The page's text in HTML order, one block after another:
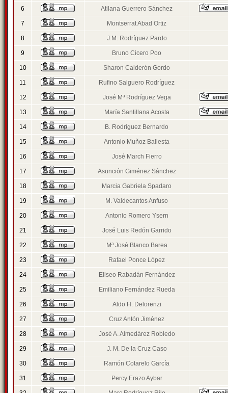
6 Atilana Guerrero Sánchez
7 Montserrat Abad Ortiz
8 J.M. Rodríguez Pardo
9 Bruno Cicero Poo
10 Sharon Calderón Gordo
11 Rufino Salguero Rodríguez
12 José Mª Rodríguez Vega
13 María Santillana Acosta
14 B. Rodríguez Bernardo
15 Antonio Muñoz Ballesta
16 José March Fierro
17 Asunción Giménez Sánchez
18 Marcia Gabriela Spadaro
19 M. Valdecantos Anfuso
20 Antonio Romero Ysern
21 José Luis Redón Garrido
22 Mª José Blanco Barea
23 Rafael Ponce López
24 Eliseo Rabadán Fernández
25 Emiliano Fernández Rueda
26 Aldo H. Delorenzi
27 Cruz Antón Jiménez
28 José A. Almedárez Robledo
29 J. M. De la Cruz Caso
30 Ramón Cotarelo García
31 Percy Erazo Aybar